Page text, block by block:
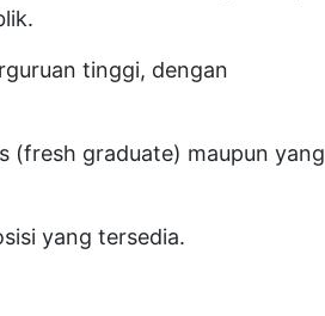
tinggi, dengan
(fresh graduate) maupun yang
yang tersedia.